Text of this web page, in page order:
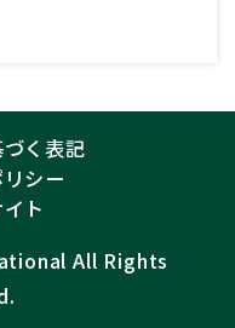
く表記
シー
ト
All Rights